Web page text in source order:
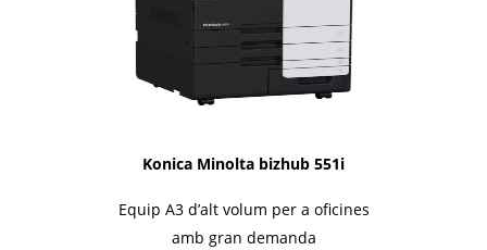
Konica Minolta bizhub 551i
Equip A3 d’alt volum per a oficines
amb gran demanda